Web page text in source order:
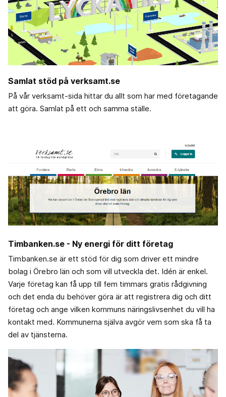
Samlat stöd på verksamt.se
På vår verksamt-sida hittar du allt som har med företagande
att göra. Samlat på ett och samma ställe.
Timbanken.se - Ny energi för ditt företag
Timbanken.se är ett stöd för dig som driver ett mindre
bolag i Örebro län och som vill utveckla det. Idén är enkel.
Varje företag kan få upp till fem timmars gratis rådgivning
och det enda du behöver göra är att registrera dig och ditt
företag och ange vilken kommuns näringslivsenhet du vill ha
kontakt med. Kommunerna själva avgör vem som ska få ta
del av tjänsterna.